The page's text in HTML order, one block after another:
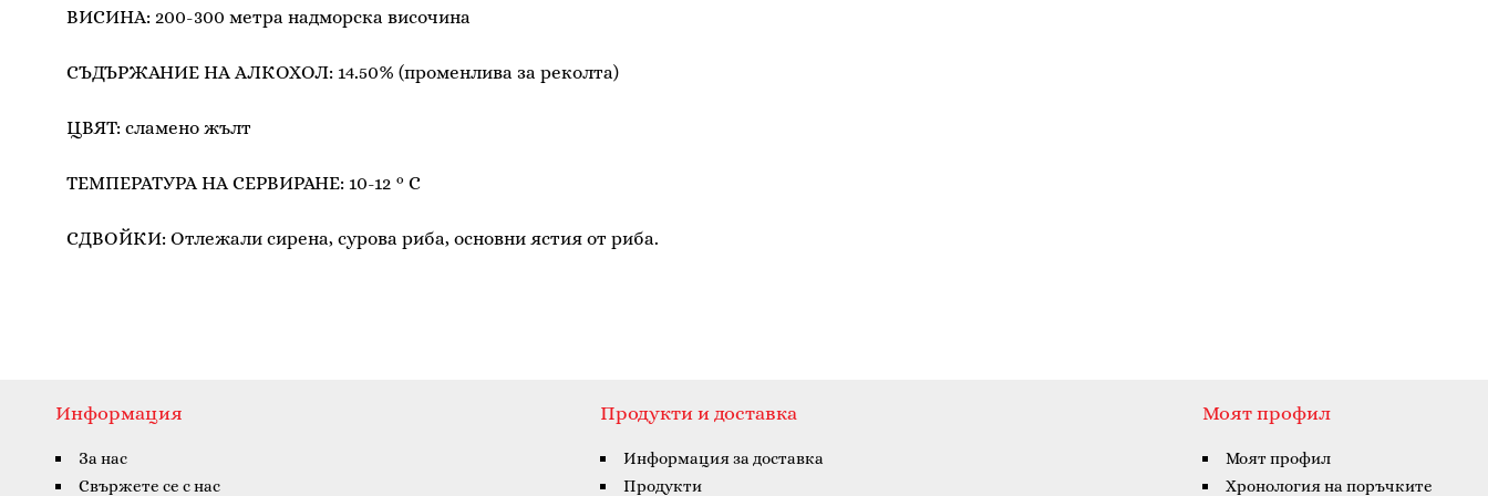
ВИСИНА: 200-300 метра надморска височина
СЪДЪРЖАНИЕ НА АЛКОХОЛ: 14.50% (променлива за реколта)
ЦВЯТ: сламено жълт
ТЕМПЕРАТУРА НА СЕРВИРАНЕ: 10-12 ° C
СДВОЙКИ: Отлежали сирена, сурова риба, основни ястия от риба.
Информация
За нас
Свържете се с нас
Продукти и доставка
Информация за доставка
Продукти
Моят профил
Моят профил
Хронология на поръчките